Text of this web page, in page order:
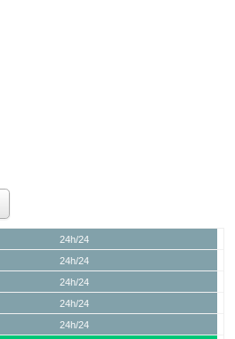
24h/24
24h/24
24h/24
24h/24
24h/24